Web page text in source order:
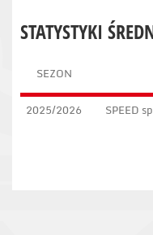
STATYSTYKI
SEZON
2025/2026 SPEED